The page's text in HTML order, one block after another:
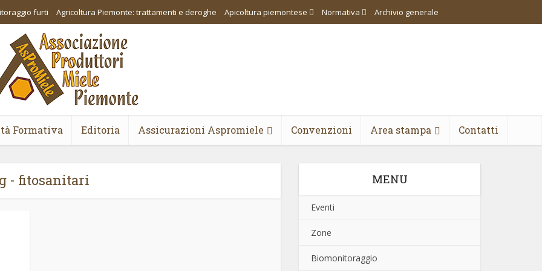
furti Agricoltura Piemonte: trattamenti e deroghe Apicoltura piemontese Normativa Archivio generale
Formativa Editoria Assicurazioni Aspromiele Convenzioni Area stampa Contatti
- fitosanitari MENU
Eventi
Zone
Biomonitoraggio